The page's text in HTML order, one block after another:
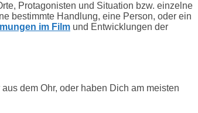
Protagonisten und Situation bzw. einzelne
bestimmte Handlung, eine Person, oder ein
im Film und Entwicklungen der
dem Ohr, oder haben Dich am meisten